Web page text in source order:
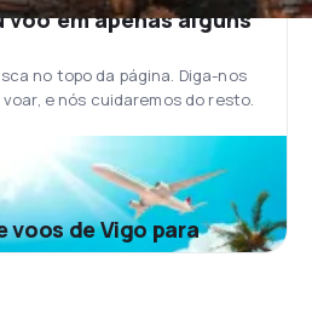
voo em apenas alguns
no topo da página. Diga-nos
e nós cuidaremos do resto.
voos de Vigo para